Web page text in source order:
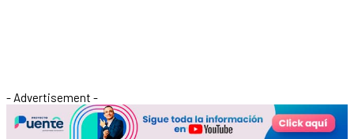
- Advertisement -